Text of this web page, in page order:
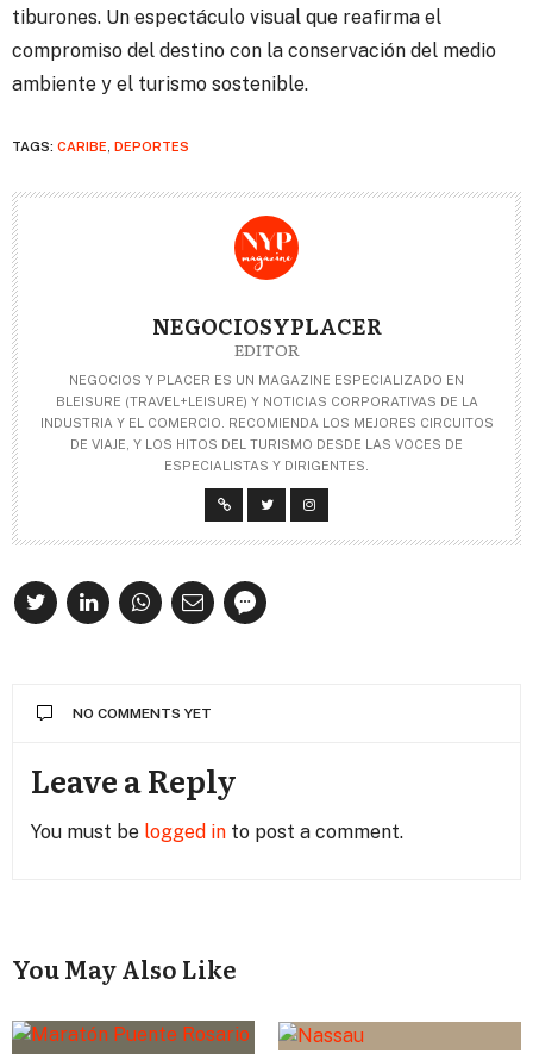
tiburones. Un espectáculo visual que reafirma el
compromiso del destino con la conservación del medio
ambiente y el turismo sostenible.
TAGS: CARIBE DEPORTES
NEGOCIOSYPLACER
EDITOR
NEGOCIOS Y PLACER ES UN MAGAZINE ESPECIALIZADO EN
BLEISURE (TRAVEL+LEISURE) Y NOTICIAS CORPORATIVAS DE LA
INDUSTRIA Y EL COMERCIO. RECOMIENDA LOS MEJORES CIRCUITOS
DE VIAJE, Y LOS HITOS DEL TURISMO DESDE LAS VOCES DE
ESPECIALISTAS Y DIRIGENTES.
NO COMMENTS YET
Leave a Reply
You must be logged in to post a comment.
You May Also Like